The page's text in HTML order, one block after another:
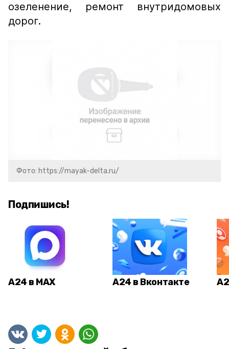
озеленение, ремонт внутридомовых
дорог.
Фото: https://mayak-delta.ru/
Подпишись!
А24 в MAX А24 в Вконтакте